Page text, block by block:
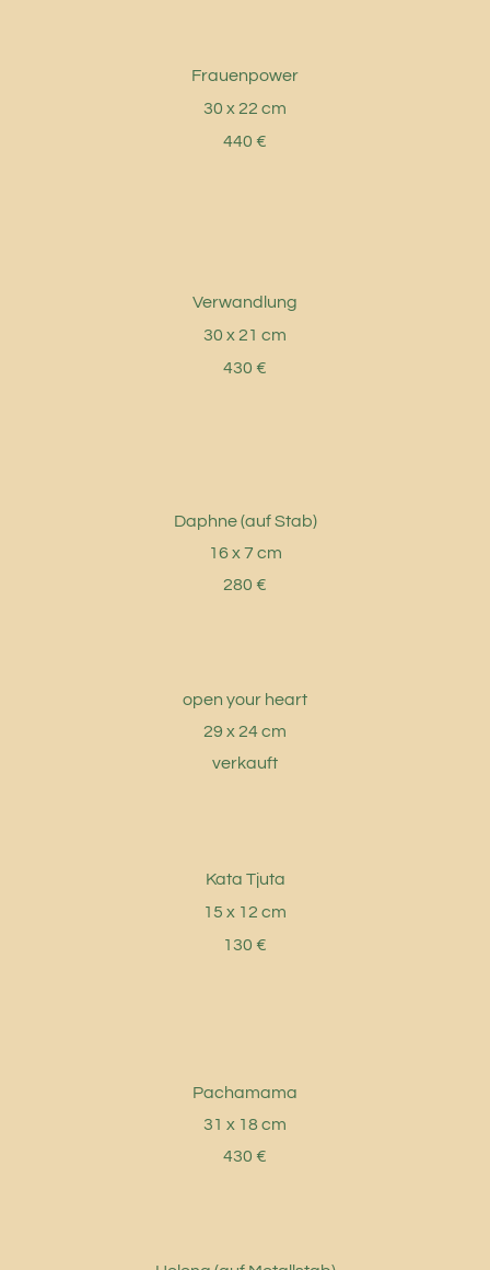
Frauenpower
30 x 22 cm
440 €
Verwandlung
30 x 21 cm
430 €
Daphne (auf Stab)
16 x 7 cm
280 €
open your heart
29 x 24 cm
verkauft
Kata Tjuta
15 x 12 cm
130 €
Pachamama
31 x 18 cm
430 €